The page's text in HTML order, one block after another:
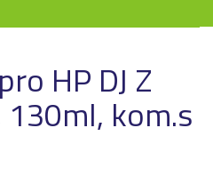
HP DJ Z
kom.s